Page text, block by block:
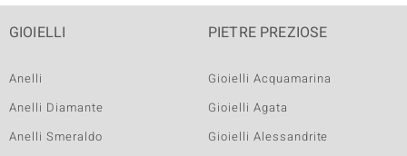
GIOIELLI
Anelli
Anelli Diamante
Anelli Smeraldo
PIETRE PREZIOSE
Gioielli Acquamarina
Gioielli Agata
Gioielli Alessandrite